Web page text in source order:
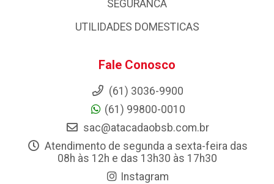
SEGURANCA
UTILIDADES DOMESTICAS
Fale Conosco
(61) 3036-9900
(61) 99800-0010
sac@atacadaobsb.com.br
Atendimento de segunda a sexta-feira das
08h às 12h e das 13h30 às 17h30
Instagram